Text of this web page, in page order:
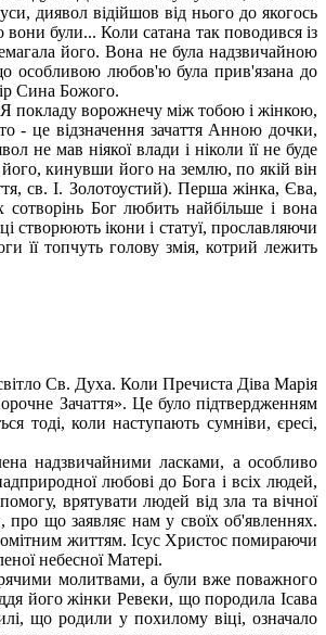
диявол відійшов від нього до якогось
були... Коли сатана так поводився із
його. Вона не була надзвичайною
особливою любов'ю була прив'язана до
Сина Божого.
покладу ворожнечу між тобою і жінкою,
- це відзначення зачаття Анною дочки,
не мав ніякої влади і ніколи її не буде
його, кинувши його на землю, по якій він
св. І. Золотоустий). Перша жінка, Єва,
сотворінь Бог любить найбільше і вона
створюють ікони і статуї, прославляючи
її топчуть голову змія, котрий лежить
Св. Духа. Коли Пречиста Діва Марія
Зачаття». Це було підтвердженням
тоді, коли наступають сумніви, єресі,
надзвичайними ласками, а особливо
любові до Бога і всіх людей,
врятувати людей від зла та вічної
про що заявляє нам у своїх об'явленнях.
життям. Ісус Христос помираючи
небесної Матері.
молитвами, а були вже поважного
його жінки Ревеки, що породила Ісава
що родили у похилому віці, означало